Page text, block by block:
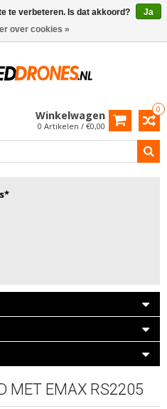
0
Winkelwagen
0 Artikelen / €0,00
MET EMAX RS2205
te verbeteren. Is dat akkoord?
Ja
over cookies »